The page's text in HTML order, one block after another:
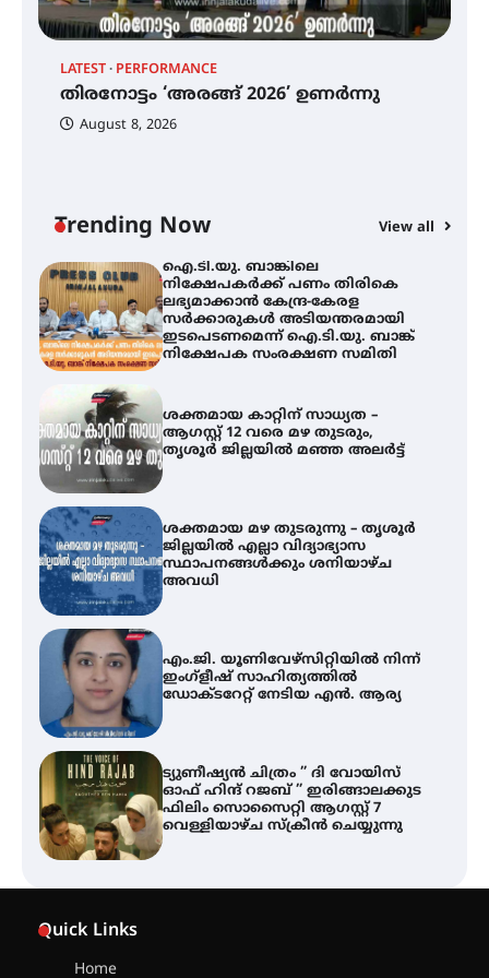
LATEST PERFORMANCE
തിരനോട്ടം ‘അരങ്ങ് 2026’ ഉണർന്നു
August 8, 2026
Trending Now View all
തിരനോട്ടം ‘അരങ്ങ് 2026’ ഉണർന്നു
ഇടപെടണമെന്ന് ഐ.ടി.യു. ബാങ്ക്
നിക്ഷേപക സംരക്ഷണ സമിതി
ശക്തമായ കാറ്റിന് സാധ്യത –
ആഗസ്റ്റ് 12 വരെ മഴ തുടരും,
തൃശൂർ ജില്ലയിൽ മഞ്ഞ അലർട്ട്
ശക്തമായ മഴ തുടരുന്നു – തൃശൂർ
ജില്ലയിൽ എല്ലാ വിദ്യാഭ്യാസ
സ്ഥാപനങ്ങൾക്കും ശനിയാഴ്ച
അവധി
എം.ജി. യൂണിവേഴ്‌സിറ്റിയിൽ നിന്ന്
ഇംഗ്ളീഷ് സാഹിത്യത്തിൽ
ഡോക്ടറേറ്റ് നേടിയ എൻ. ആര്യ
ട്യുണീഷ്യൻ ചിത്രം ” ദി വോയിസ്
ഓഫ് ഹിന്ദ് റജബ് ” ഇരിങ്ങാലക്കുട
ഫിലിം സൊസൈറ്റി ആഗസ്റ്റ് 7
വെള്ളിയാഴ്ച സ്‌ക്രീൻ ചെയ്യുന്നു
തിരനോട്ടം ‘അരങ്ങ് 2026’ ഉണർന്നു
Quick Links
Home